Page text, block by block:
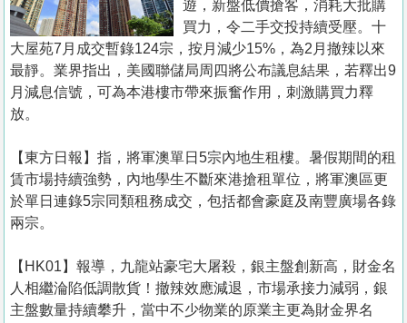
業
手
冊
關
於
們
遊，新盤低價搶客，消耗大批購
買力，令二手交投持續受壓。十
大屋苑7月成交暫錄124宗，按月減少15%，為2月撤辣以來
最靜。業界指出，美國聯儲局周四將公布議息結果，若釋出9
月減息信號，可為本港樓市帶來振奮作用，刺激購買力釋
放。
【東方日報】指，將軍澳單日5宗內地生租樓。暑假期間的租
賃市場持續強勢，內地學生不斷來港搶租單位，將軍澳區更
於單日連錄5宗同類租務成交，包括都會豪庭及南豐廣場各錄
兩宗。
【HK01】報導，九龍站豪宅大屠殺，銀主盤創新高，財金名
人相繼淪陷低調散貨！撤辣效應減退，市場承接力減弱，銀
主盤數量持續攀升，當中不少物業的原業主更為財金界名